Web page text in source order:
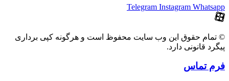
Telegram Instagram Whatsapp
© تمام حقوق این وب سایت محفوظ است و هرگونه کپی برداری
پیگرد قانونی دارد.
فرم تماس